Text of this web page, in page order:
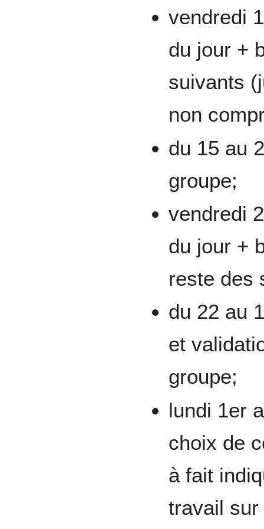
vendredi
du jour +
suivants
non
du 15 au
groupe;
vendredi
du jour +
reste des
du 22 au
et
groupe;
lundi 1er
choix de
à fait
travail sur